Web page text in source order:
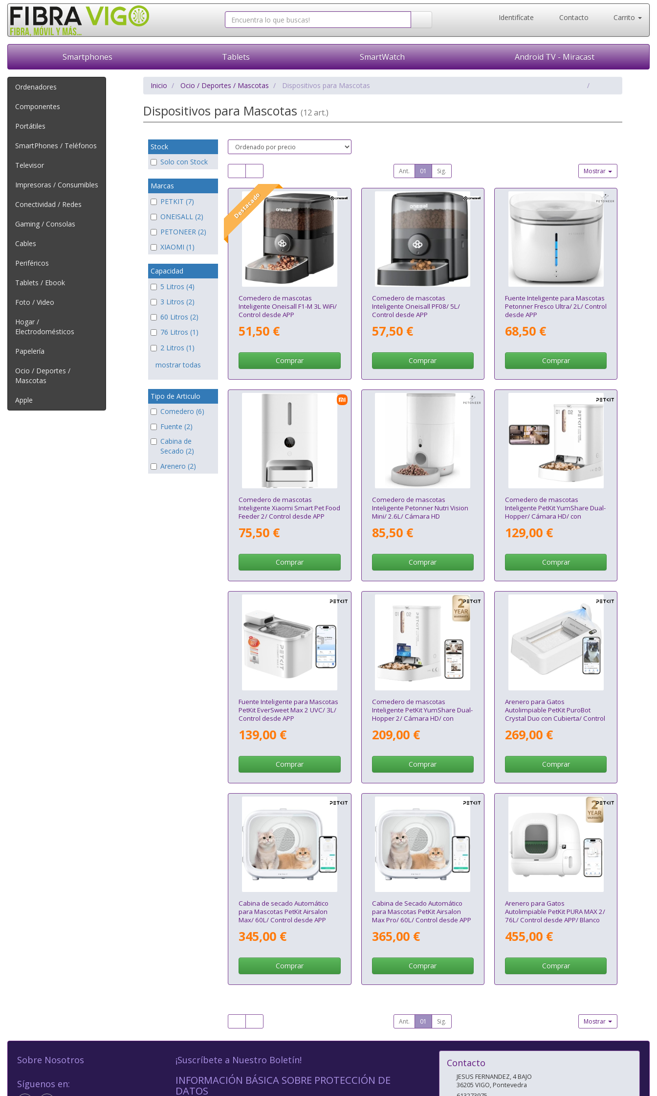
Identifícate Contacto Carrito
Smartphones Tablets SmartWatch Android TV - Miracast
Ordenadores
Componentes
Portátiles
SmartPhones / Teléfonos
Televisor
Impresoras / Consumibles
Conectividad / Redes
Gaming / Consolas
Cables
Periféricos
Tablets / Ebook
Foto / Video
Hogar /
Electrodomésticos
Papelería
Ocio / Deportes /
Mascotas
Apple
Inicio Ocio / Deportes / Mascotas Dispositivos para Mascotas
Dispositivos para Mascotas (12 art.)
Stock
Solo con Stock
Marcas
PETKIT (7)
ONEISALL (2)
PETONEER (2)
XIAOMI (1)
Capacidad
5 Litros (4)
3 Litros (2)
60 Litros (2)
76 Litros (1)
2 Litros (1)
mostrar todas
Tipo de Articulo
Comedero (6)
Fuente (2)
Cabina de
Secado (2)
Arenero (2)
Ant. 01 Sig. Mostrar
Destacado
Comedero de mascotas
Inteligente Oneisall F1-M 3L WiFi/
Control desde APP
51,50 €
Comprar
Comedero de mascotas
Inteligente Oneisall PF08/ 5L/
Control desde APP
57,50 €
Comprar
Fuente Inteligente para Mascotas
Petonner Fresco Ultra/ 2L/ Control
desde APP
68,50 €
Comprar
Comedero de mascotas
Inteligente Xiaomi Smart Pet Food
Feeder 2/ Control desde APP
75,50 €
Comprar
Comedero de mascotas
Inteligente Petonner Nutri Vision
Mini/ 2.6L/ Cámara HD
85,50 €
Comprar
Comedero de mascotas
Inteligente PetKit YumShare Dual-
Hopper/ Cámara HD/ con
129,00 €
Comprar
Fuente Inteligente para Mascotas
PetKit EverSweet Max 2 UVC/ 3L/
Control desde APP
139,00 €
Comprar
Comedero de mascotas
Inteligente PetKit YumShare Dual-
Hopper 2/ Cámara HD/ con
209,00 €
Comprar
Arenero para Gatos
Autolimpiable PetKit PuroBot
Crystal Duo con Cubierta/ Control
269,00 €
Comprar
Cabina de secado Automático
para Mascotas PetKit Airsalon
Max/ 60L/ Control desde APP
345,00 €
Comprar
Cabina de Secado Automático
para Mascotas PetKit Airsalon
Max Pro/ 60L/ Control desde APP
365,00 €
Comprar
Arenero para Gatos
Autolimpiable PetKit PURA MAX 2/
76L/ Control desde APP/ Blanco
455,00 €
Comprar
Ant. 01 Sig. Mostrar
Sobre Nosotros
Síguenos en:
¡Suscríbete a Nuestro Boletín!
INFORMACIÓN BÁSICA SOBRE PROTECCIÓN DE
DATOS
Contacto
JESUS FERNANDEZ, 4 BAJO
36205 VIGO,Pontevedra